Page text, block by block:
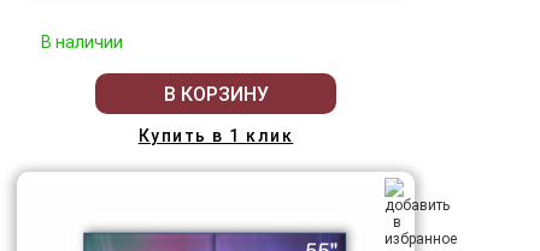
В наличии
В КОРЗИНУ
Купить в 1 клик